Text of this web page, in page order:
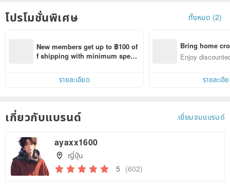
โปรโมชั่นพิเศษ ทั้งหมด (2)
New members get up to ฿100 of
f shipping with minimum spen
within 7 days!
รายละเอียด
Bring home
n with ease
Enjoy
รายละเอี
เกี่ยวกับแบรนด์ เยี่ยมชมแบรนด์
ayaxx1600
ญี่ปุ่น
5 (602)